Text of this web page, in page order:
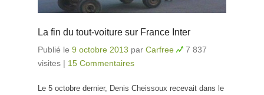
La fin du tout-voiture sur France Inter
Publié le 9 octobre 2013 par Carfree
7 837
visites | 15 Commentaires
Le 5 octobre dernier, Denis Cheissoux recevait dans le